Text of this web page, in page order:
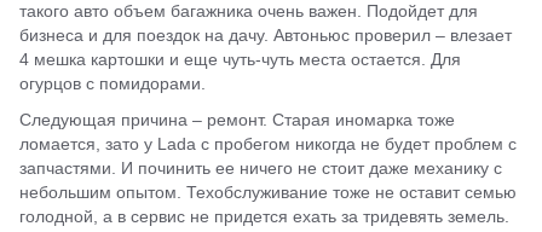
такого авто объем багажника очень важен. Подойдет для
бизнеса и для поездок на дачу. Автоньюс проверил – влезает
4 мешка картошки и еще чуть-чуть места остается. Для
огурцов с помидорами.
Следующая причина – ремонт. Старая иномарка тоже
ломается, зато у Lada с пробегом никогда не будет проблем с
запчастями. И починить ее ничего не стоит даже механику с
небольшим опытом. Техобслуживание тоже не оставит семью
голодной, а в сервис не придется ехать за тридевять земель.